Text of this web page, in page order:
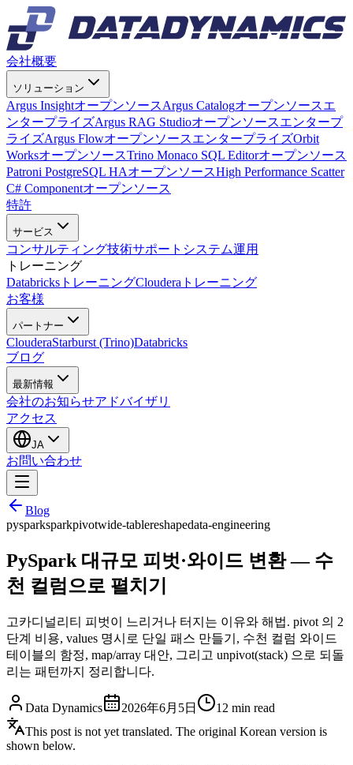
会社概要
ソリューション
Argus InsightオープンソースArgus Catalogオープンソースエ
ンタープライズArgus RAG Studioオープンソースエンタープ
ライズArgus FlowオープンソースエンタープライズOrbit
WorksオープンソースTrino Monaco SQL Editorオープンソース
Patroni PostgreSQL HAオープンソースHigh Performance Scatter
C# Componentオープンソース
特許
サービス
コンサルティング技術サポート システム運用
トレーニング
DatabricksトレーニングClouderaトレーニング
お客様
パートナー
ClouderaStarburst (Trino)Databricks
ブログ
最新情報
会社のお知らせアドバイザリ
アクセス
JA
お問い合わせ
Blog
pysparksparkpivotwide-tablereshapedata-engineering
PySpark 대규모 피벗·와이드 변환 — 수
천 컬럼으로 펼치기
고카디널리티 피벗이 느리거나 터지는 이유와 해법. pivot 의 2
단계 비용, values 명시로 단일 패스 만들기, 수천 컬럼 와이드
테이블의 함정, map/array 대안, 그리고 unpivot(stack) 으로 되돌
리는 패턴까지 정리합니다.
Data Dynamics 2026年6月5日 12 min read
This post is not yet translated. The original Korean version is
shown below.